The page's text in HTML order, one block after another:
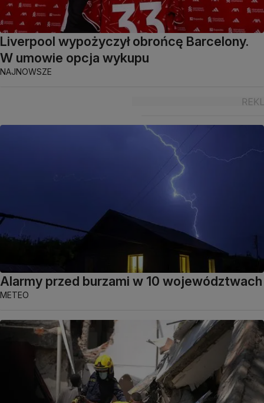
Liverpool wypożyczył obrońcę Barcelony.
W umowie opcja wykupu
NAJNOWSZE
Alarmy przed burzami w 10 województwach
METEO